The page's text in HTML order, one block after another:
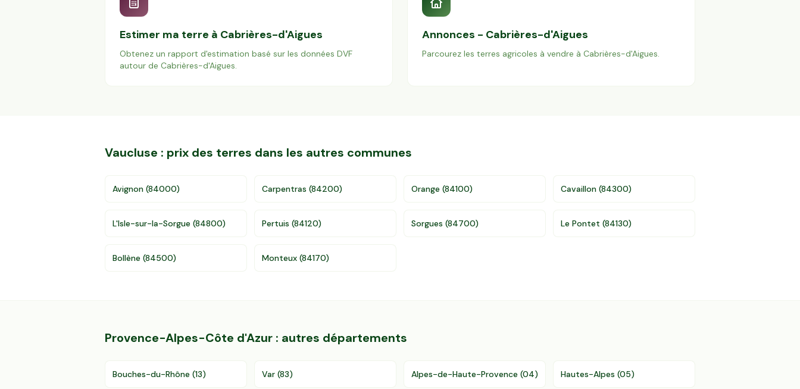
Estimer ma terre à Cabrières-d'Aigues
Obtenez un rapport d'estimation basé sur les données DVF
autour de Cabrières-d'Aigues.
Annonces - Cabrières-d'Aigues
Parcourez les terres agricoles à vendre à Cabrières-d'Aigues.
Vaucluse : prix des terres dans les autres communes
Avignon (84000) Carpentras (84200) Orange (84100) Cavaillon (84300)
L'Isle-sur-la-Sorgue (84800) Pertuis (84120) Sorgues (84700) Le Pontet (84130)
Bollène (84500) Monteux (84170)
Provence-Alpes-Côte d'Azur : autres départements
Bouches-du-Rhône (13) Var (83) Alpes-de-Haute-Provence (04) Hautes-Alpes (05)